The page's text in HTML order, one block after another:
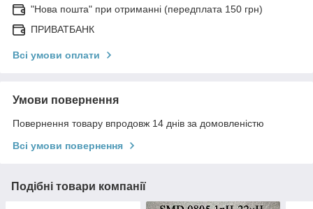
"Нова пошта" при отриманні (передплата 150 грн)
ПРИВАТБАНК
Всі умови оплати
Умови повернення
Повернення товару впродовж 14 днів за домовленістю
Всі умови повернення
Подібні товари компанії